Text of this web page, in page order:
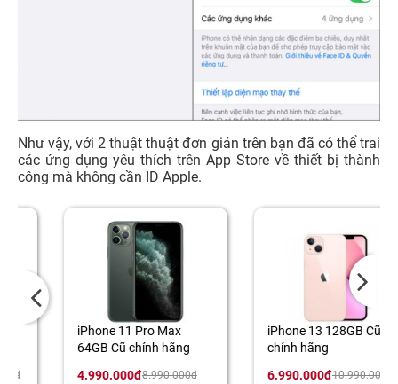
Như vậy, với 2 thuật thuật đơn giản trên bạn đã có thể trai
các ứng dụng yêu thích trên App Store về thiết bị thành
công mà không cần ID Apple.
iPhone 11 Pro Max
64GB Cũ chính hãng
4.990.000đ8.990.000đ
iPhone 13 128GB Cũ
chính hãng
6.990.000đ10.990.000đ